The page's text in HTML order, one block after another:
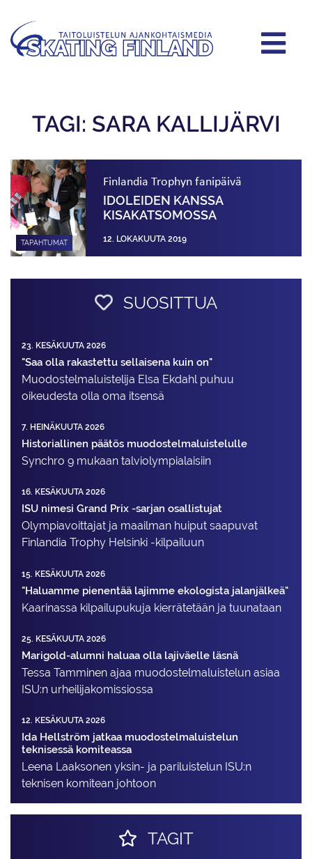
TAGI: SARA KALLIJÄRVI
TAPAHTUMAT
Finlandia Trophyn fanipäivä
IDOLEIDEN KANSSA
KISAKATSOMOSSA
12. LOKAKUUTA 2019
SUOSITTUA
23. KESÄKUUTA 2026
"Saa olla rakastettu sellaisena kuin on"
Muodostelma­luistelija Elsa Ekdahl puhuu
oikeudesta olla oma itsensä
7. HEINÄKUUTA 2026
Historiallinen päätös muodostelmaluistelulle
Synchro 9 mukaan talviolympialaisiin
16. KESÄKUUTA 2026
ISU nimesi Grand Prix -sarjan osallistujat
Olympiavoittajat ja maailman huiput saapuvat
Finlandia Trophy Helsinki -kilpailuun
15. KESÄKUUTA 2026
"Haluamme pienentää lajimme ekologista jalanjälkeä"
Kaarinassa kilpailupukuja kierrätetään ja tuunataan
25. KESÄKUUTA 2026
Marigold-alumni haluaa olla lajiväelle läsnä
Tessa Tamminen ajaa muodostelma­luistelun asiaa
ISU:n urheilija­komissiossa
12. KESÄKUUTA 2026
Ida Hellström jatkaa muodostelmaluistelun
teknisessä komiteassa
Leena Laaksonen yksin- ja pariluistelun ISU:n
teknisen komitean johtoon
TAGIT